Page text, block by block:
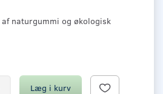
naturgummi og økologisk
Læg i kurv